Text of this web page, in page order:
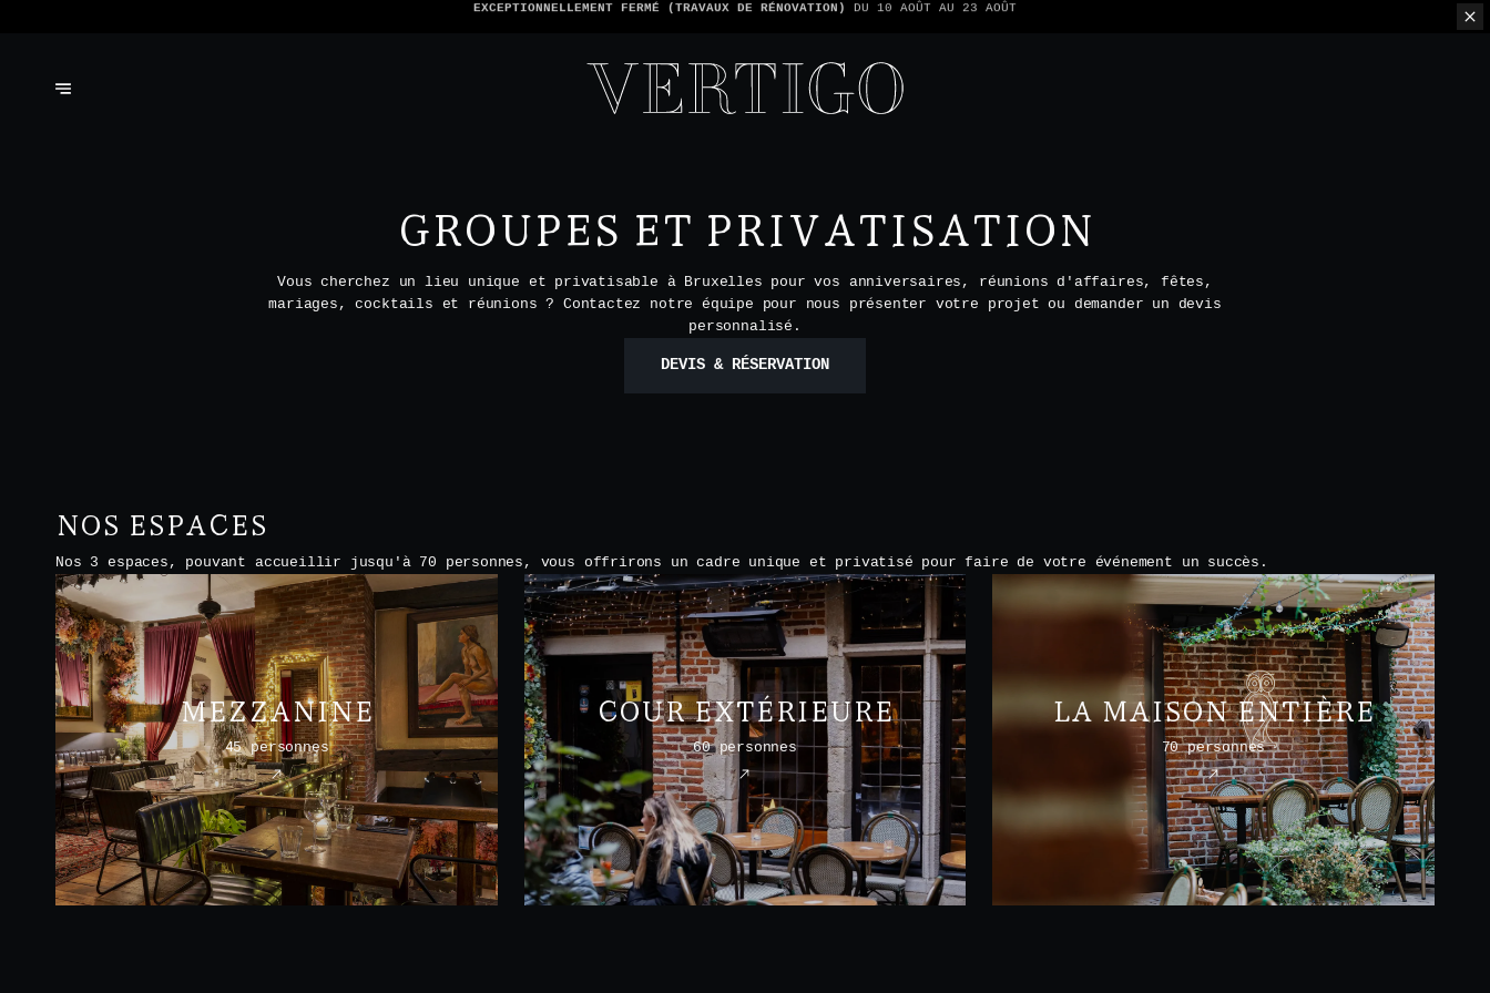
NOUS N'ACCEPTONS PAS LES PAIEMENTS EN ESPÈCE - SEULEMENT PAR CARTE - 1 ADDITION PAR TABLE
GROUPES ET PRIVATISATION
Vous cherchez un lieu unique et privatisable à Bruxelles pour vos anniversaires, réunions d'affaires, fêtes,
mariages, cocktails et réunions ? Contactez notre équipe pour nous présenter votre projet ou demander un devis
personnalisé.
DEVIS & RÉSERVATION
NOS ESPACES
Nos 3 espaces, pouvant accueillir jusqu'à 70 personnes, vous offrirons un cadre unique et privatisé pour faire de votre événement un succès.
MEZZANINE
45 personnes
COUR EXTÉRIEURE
60 personnes
LA MAISON ENTIÈRE
70 personnes